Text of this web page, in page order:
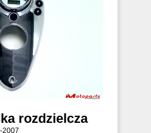
rozdzielcza
2007